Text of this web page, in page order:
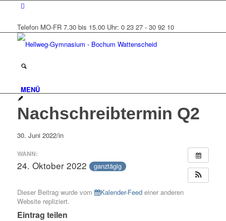
Telefon MO-FR 7.30 bis 15.00 Uhr: 0 23 27 - 30 92 10
MENÜ
Nachschreibtermin Q2
30. Juni 2022/in
WANN:
24. Oktober 2022 ganztägig
Dieser Beitrag wurde vom Kalender-Feedeiner anderen
Website repliziert.
Eintrag teilen